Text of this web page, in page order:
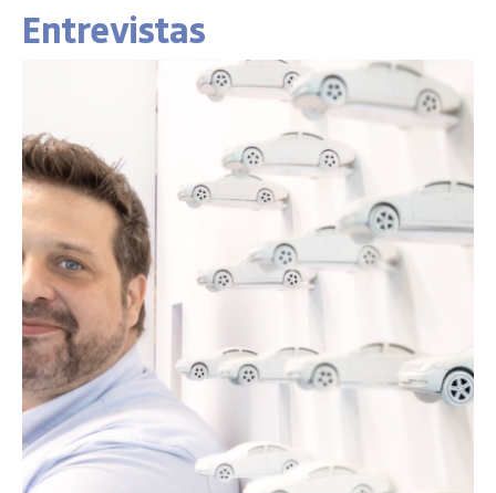
Entrevistas